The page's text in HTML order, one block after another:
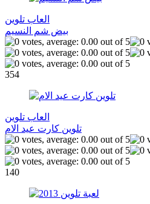
العاب تلوين
بيض شم النسيم
354
العاب تلوين
تلوين كارت عيد الام
140